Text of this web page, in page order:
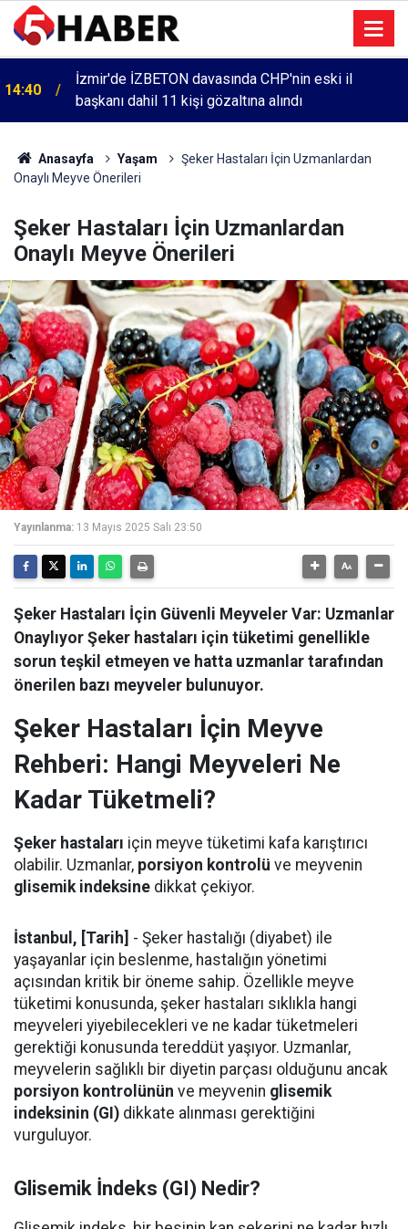
14:40
İzmir'de İZBETON davasında CHP'nin eski il
başkanı dahil 11 kişi gözaltına alındı
Anasayfa Yaşam
Şeker Hastaları İçin Uzmanlardan
Onaylı Meyve Önerileri
Şeker Hastaları İçin Uzmanlardan
Onaylı Meyve Önerileri
Yayınlanma: 13 Mayıs 2025 Salı 23:50
Şeker Hastaları İçin Güvenli Meyveler Var: Uzmanlar
Onaylıyor Şeker hastaları için tüketimi genellikle
sorun teşkil etmeyen ve hatta uzmanlar tarafından
önerilen bazı meyveler bulunuyor.
Şeker Hastaları İçin Meyve
Rehberi: Hangi Meyveleri Ne
Kadar Tüketmeli?
Şeker hastaları için meyve tüketimi kafa karıştırıcı
olabilir. Uzmanlar, porsiyon kontrolü ve meyvenin
glisemik indeksine dikkat çekiyor.
İstanbul, [Tarih] - Şeker hastalığı (diyabet) ile
yaşayanlar için beslenme, hastalığın yönetimi
açısından kritik bir öneme sahip. Özellikle meyve
tüketimi konusunda, şeker hastaları sıklıkla hangi
meyveleri yiyebilecekleri ve ne kadar tüketmeleri
gerektiği konusunda tereddüt yaşıyor. Uzmanlar,
meyvelerin sağlıklı bir diyetin parçası olduğunu ancak
porsiyon kontrolünün ve meyvenin glisemik
indeksinin (GI) dikkate alınması gerektiğini
vurguluyor.
Glisemik İndeks (GI) Nedir?